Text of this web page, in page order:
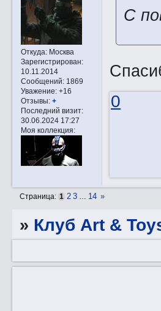
Откуда:Москва
Зарегистрирован:
10.11.2014
Сообщений:1869
Уважение: +16
Отзывы: +
Последний визит:
30.06.2024 17:27
Моя коллекция:
С
0
Страница: 1 2 3 … 14 »
» Клуб Art &